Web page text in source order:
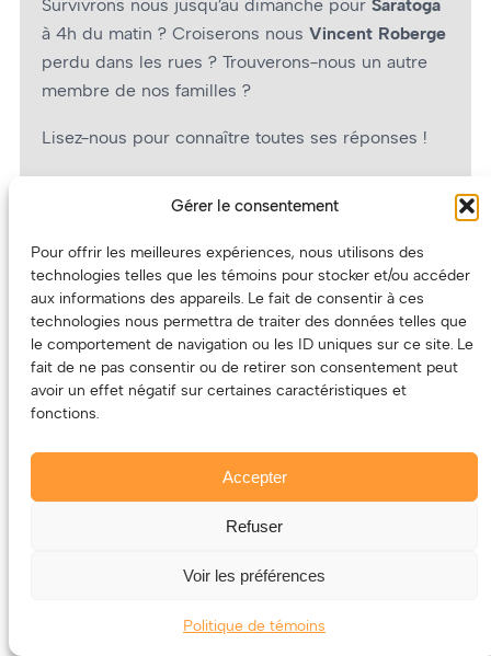
Gérer le consentement
Pour offrir les meilleures expériences, nous utilisons des
technologies telles que les témoins pour stocker et/ou accéder
aux informations des appareils. Le fait de consentir à ces
technologies nous permettra de traiter des données telles que
le comportement de navigation ou les ID uniques sur ce site. Le
fait de ne pas consentir ou de retirer son consentement peut
avoir un effet négatif sur certaines caractéristiques et
fonctions.
Accepter
Refuser
Voir les préférences
Politique de témoins
Survivrons nous jusqu’au dimanche pour Saratoga
à 4h du matin ? Croiserons nous Vincent Roberge
perdu dans les rues ? Trouverons-nous un autre
membre de nos familles ?
Lisez-nous pour connaître toutes ses réponses !